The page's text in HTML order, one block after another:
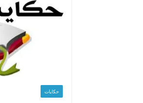
حکایات